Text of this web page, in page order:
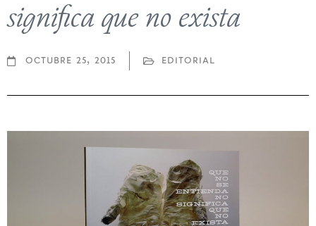
significa que no exista
octubre 25, 2015 editorial